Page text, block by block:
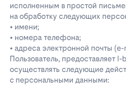
исполненным в простой
на обработку следующих
• имени;
• номера телефона;
• адреса электронной почты (e-
Пользователь, предоставляет
осуществлять следующие
с персональными данными: